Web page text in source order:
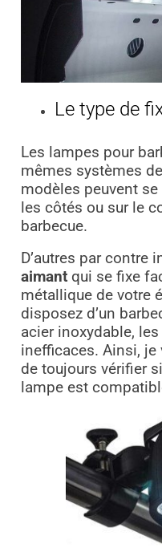
Le type de
Les lampes pour
mêmes systèmes
modèles peuvent
les côtés ou sur le
barbecue.
D’autres par contre
aimantqui se fixe
métallique de votre
disposez d’un
acier inoxydable,
inefficaces. Ainsi,
de toujours vérifier
lampe est